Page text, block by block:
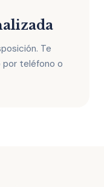
Te
por teléfono o